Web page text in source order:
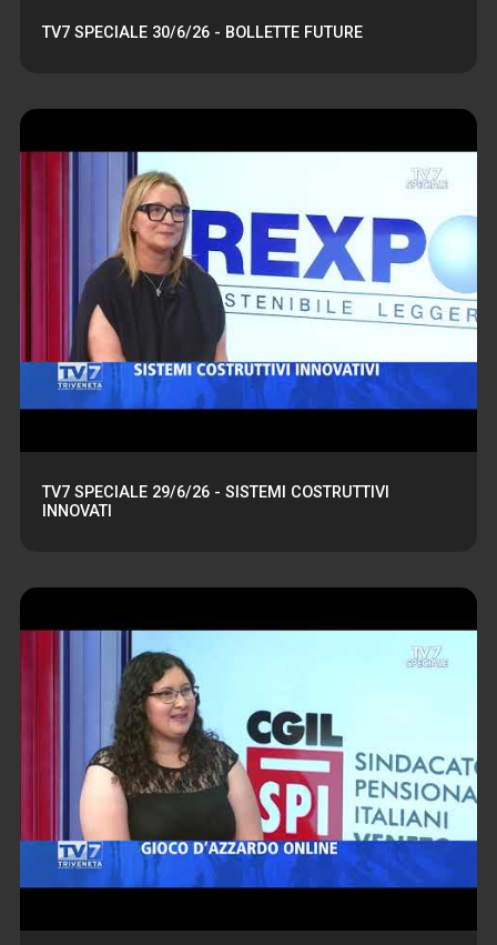
TV7 SPECIALE 30/6/26 - BOLLETTE FUTURE
TV7 SPECIALE 29/6/26 - SISTEMI COSTRUTTIVI
INNOVATI